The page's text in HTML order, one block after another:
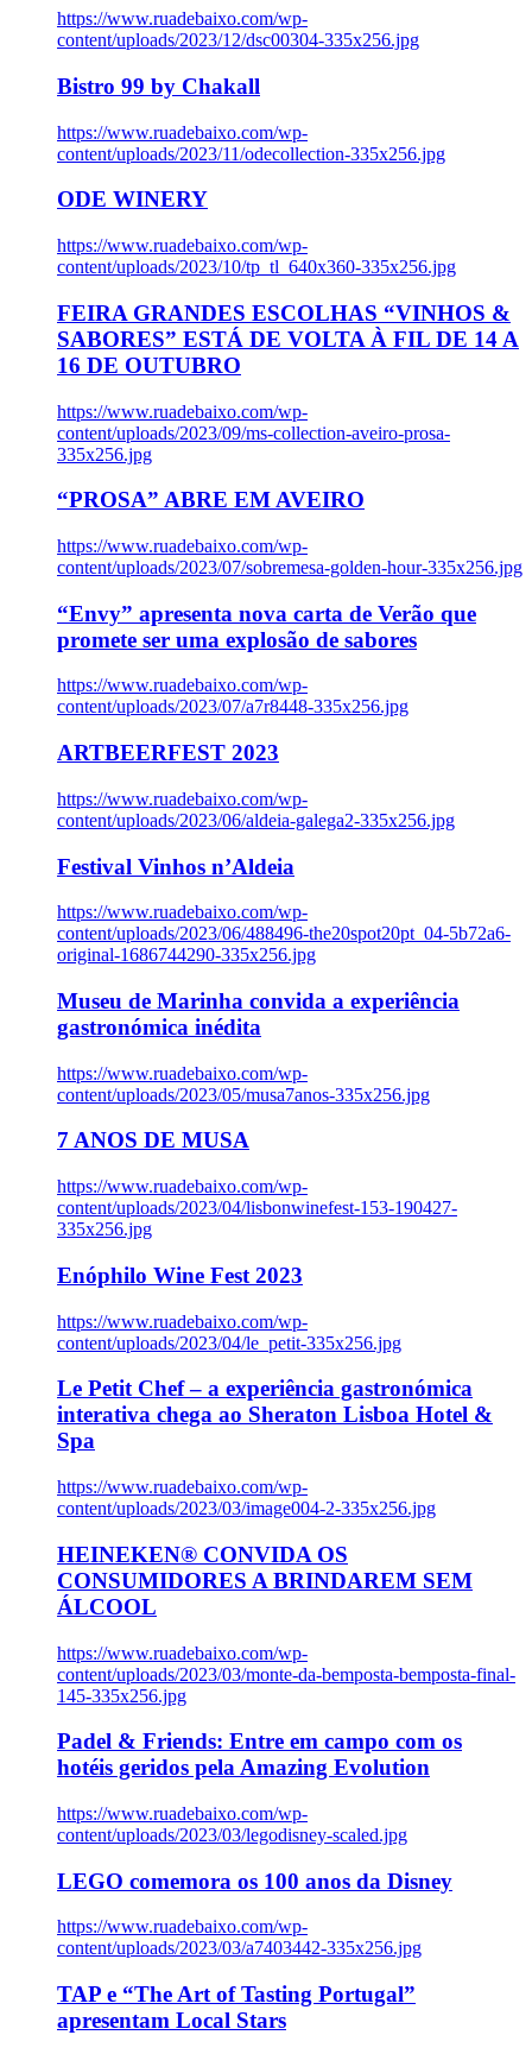
https://www.ruadebaixo.com/wp-
content/uploads/2023/12/dsc00304-335x256.jpg
Bistro 99 by Chakall
https://www.ruadebaixo.com/wp-
content/uploads/2023/11/odecollection-335x256.jpg
ODE WINERY
https://www.ruadebaixo.com/wp-
content/uploads/2023/10/tp_tl_640x360-335x256.jpg
FEIRA GRANDES ESCOLHAS “VINHOS &
SABORES” ESTÁ DE VOLTA À FIL DE 14 A
16 DE OUTUBRO
https://www.ruadebaixo.com/wp-
content/uploads/2023/09/ms-collection-aveiro-prosa-
335x256.jpg
“PROSA” ABRE EM AVEIRO
https://www.ruadebaixo.com/wp-
content/uploads/2023/07/sobremesa-golden-hour-335x256.jpg
“Envy” apresenta nova carta de Verão que
promete ser uma explosão de sabores
https://www.ruadebaixo.com/wp-
content/uploads/2023/07/a7r8448-335x256.jpg
ARTBEERFEST 2023
https://www.ruadebaixo.com/wp-
content/uploads/2023/06/aldeia-galega2-335x256.jpg
Festival Vinhos n’Aldeia
https://www.ruadebaixo.com/wp-
content/uploads/2023/06/488496-the20spot20pt_04-5b72a6-
original-1686744290-335x256.jpg
Museu de Marinha convida a experiência
gastronómica inédita
https://www.ruadebaixo.com/wp-
content/uploads/2023/05/musa7anos-335x256.jpg
7 ANOS DE MUSA
https://www.ruadebaixo.com/wp-
content/uploads/2023/04/lisbonwinefest-153-190427-
335x256.jpg
Enóphilo Wine Fest 2023
https://www.ruadebaixo.com/wp-
content/uploads/2023/04/le_petit-335x256.jpg
Le Petit Chef – a experiência gastronómica
interativa chega ao Sheraton Lisboa Hotel &
Spa
https://www.ruadebaixo.com/wp-
content/uploads/2023/03/image004-2-335x256.jpg
HEINEKEN® CONVIDA OS
CONSUMIDORES A BRINDAREM SEM
ÁLCOOL
https://www.ruadebaixo.com/wp-
content/uploads/2023/03/monte-da-bemposta-bemposta-final-
145-335x256.jpg
Padel & Friends: Entre em campo com os
hotéis geridos pela Amazing Evolution
https://www.ruadebaixo.com/wp-
content/uploads/2023/03/legodisney-scaled.jpg
LEGO comemora os 100 anos da Disney
https://www.ruadebaixo.com/wp-
content/uploads/2023/03/a7403442-335x256.jpg
TAP e “The Art of Tasting Portugal”
apresentam Local Stars